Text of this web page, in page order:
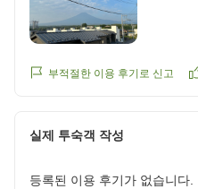
ました。
クチコミの詳細はこちらから
reviewId=33123478439789
부적절한 이용 후기로 신고
실제 투숙객 작성
등록된 이용 후기가 없습니다.